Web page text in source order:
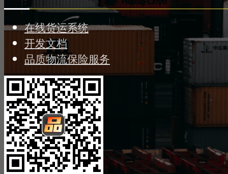
在线货运系统
开发文档
品质物流保险服务